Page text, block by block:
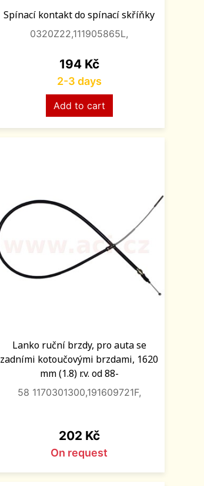
Spínací kontakt do spínací skříňky
0320Z22,111905865L,
Price
194 Kč
2-3 days
Add to cart
Lanko ruční brzdy, pro auta se
zadními kotoučovými brzdami, 1620
mm (1.8) r.v. od 88-
58 1170301300,191609721F,
Price
202 Kč
On request